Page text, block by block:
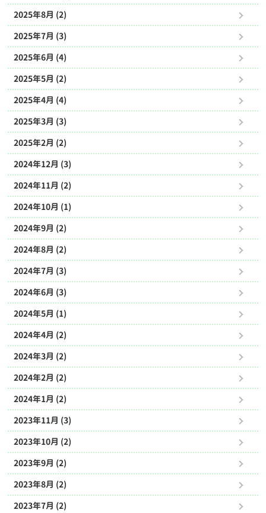
2025年8月 (2)
2025年7月 (3)
2025年6月 (4)
2025年5月 (2)
2025年4月 (4)
2025年3月 (3)
2025年2月 (2)
2024年12月 (3)
2024年11月 (2)
2024年10月 (1)
2024年9月 (2)
2024年8月 (2)
2024年7月 (3)
2024年6月 (3)
2024年5月 (1)
2024年4月 (2)
2024年3月 (2)
2024年2月 (2)
2024年1月 (2)
2023年11月 (3)
2023年10月 (2)
2023年9月 (2)
2023年8月 (2)
2023年7月 (2)